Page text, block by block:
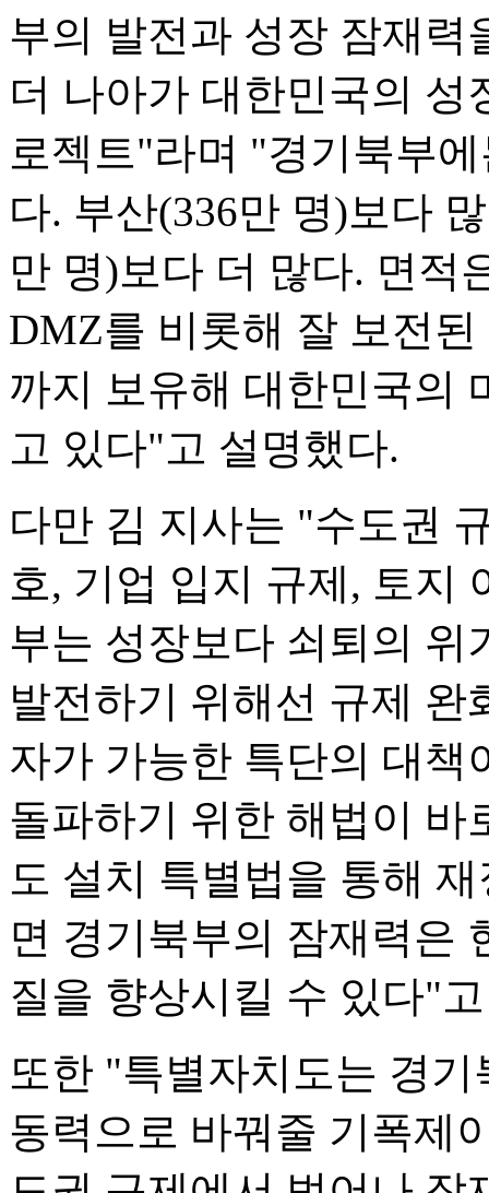
부의 발전과 성장 잠재력
더 나아가 대한민국의
로젝트"라며 "경기북부
다. 부산(336만 명)보다
만 명)보다 더 많다. 면적
DMZ를 비롯해 잘 보전
까지 보유해 대한민국의
고 있다"고 설명했다.
다만 김 지사는 "수도권
호, 기업 입지 규제, 토지
부는 성장보다 쇠퇴의
발전하기 위해선 규제
자가 가능한 특단의 대책
돌파하기 위한 해법이 바
도 설치 특별법을 통해
면 경기북부의 잠재력은
질을 향상시킬 수 있다"
또한 "특별자치도는 경
동력으로 바꿔줄 기폭제